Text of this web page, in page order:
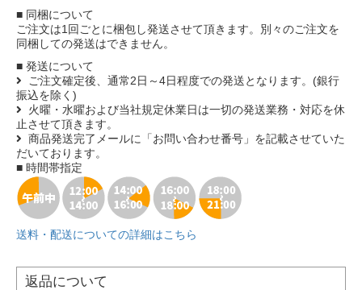
■ 同梱について
ご注文は1回ごとに梱包し発送させて頂きます。別々のご注文を
同梱しての発送はできません。
■ 発送について
ご注文確定後、通常2日～4日程度での発送となります。(銀行
振込を除く)
火曜・水曜および当社規定休業日は一切の発送業務・対応を休
止させて頂きます。
商品発送完了メールに「お問い合わせ番号」を記載させていた
だいております。
■ 時間帯指定
送料・配送についての詳細はこちら
返品について